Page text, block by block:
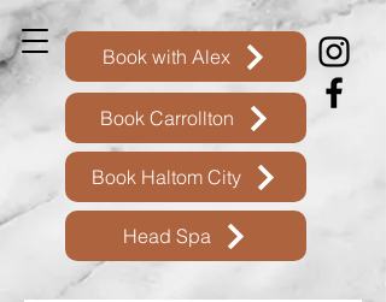
Book with Alex
Book Carrollton
Book Haltom City
Head Spa